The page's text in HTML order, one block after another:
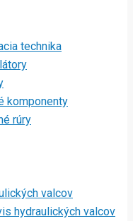
technika
komponenty
rúry
valcov
hydraulických valcov